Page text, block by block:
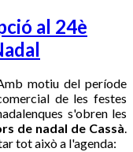
al 24è
motiu del període
de les festes
s'obren les
de nadal de Cassà.
tot això a l'agenda: